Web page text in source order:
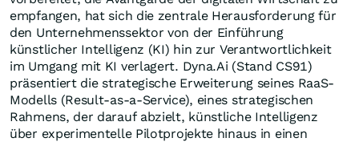
empfangen, hat sich die zentrale Herausforderung für
den Unternehmenssektor von der Einführung
künstlicher Intelligenz (KI) hin zur Verantwortlichkeit
im Umgang mit KI verlagert. Dyna.Ai (Stand CS91)
präsentiert die strategische Erweiterung seines RaaS-
Modells (Result-as-a-Service), eines strategischen
Rahmens, der darauf abzielt, künstliche Intelligenz
über experimentelle Pilotprojekte hinaus in einen